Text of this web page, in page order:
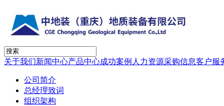
关于我们新闻中心产品中心成功案例 人力资源采购信息客户服
公司简介
总经理致词
组织架构